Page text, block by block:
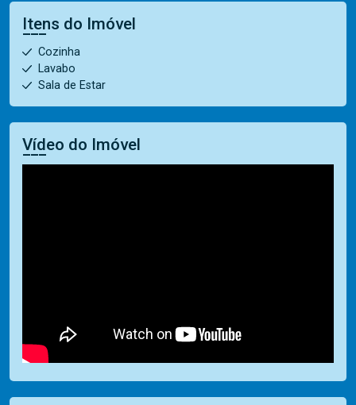
Itens do Imóvel
Cozinha
Lavabo
Sala de Estar
Vídeo do Imóvel